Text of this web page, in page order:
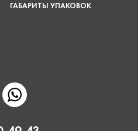
ГАБАРИТЫ УПАКОВОК